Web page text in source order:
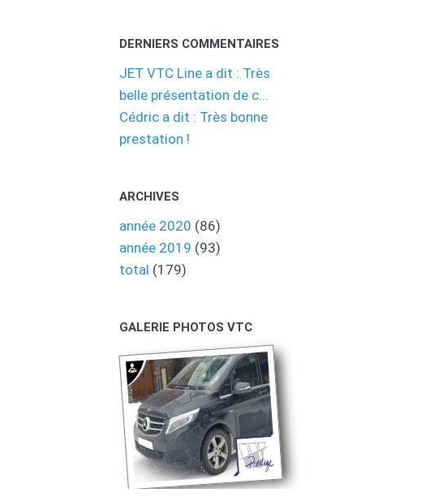
DERNIERS COMMENTAIRES
JET VTC Line a dit : Très
belle présentation de c...
Cédric a dit : Très bonne
prestation !
ARCHIVES
année 2020 (86)
année 2019 (93)
total (179)
GALERIE PHOTOS VTC